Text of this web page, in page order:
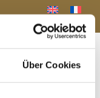
Über Cookies
a Menu